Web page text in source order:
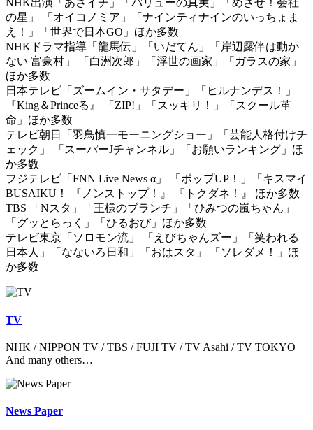
NHK出演「あさイチ」「バリューの真実」「めざせ！会社
の星」 「オイコノミア」「ナインティナインのいっちょま
え！」「世界で日本GO」ほか多数
NHKドラマ指導「龍馬伝」「いだてん」「岸辺露伴は動か
ない 富豪村」 「白洲次郎」「浮世の画家」「ガラスの家」
ほか多数
日本テレビ「ズームイン・サタデー」「ヒルナンデス！」
『King＆Princeる』 「ZIP!」「スッキリ！」「スクール革
命」ほか多数
テレビ朝日「羽鳥慎一モーニングショー」「芸能人格付けチ
ェック」 「スーパーJチャンネル」「お願いランキング」ほ
か多数
フジテレビ「FNN Live News α」 「ポップUP！」「キスマイ
BUSAIKU！ 『ノンストップ！』 『トクダネ！』 ほか多数
TBS 「Nスタ」「王様のブランチ」「ひみつの嵐ちゃん」
「グッとらっく」「ひるおび」ほか多数
テレビ東京「ソロモン流」 「えびちゃんズー」「笑われる
日本人」「なないろ日和」「おはスタ」 「ソレダメ！」ほ
か多数
TV
NHK / NIPPON TV / TBS / FUJI TV / TV Asahi / TV TOKYO
And many others…
News Paper